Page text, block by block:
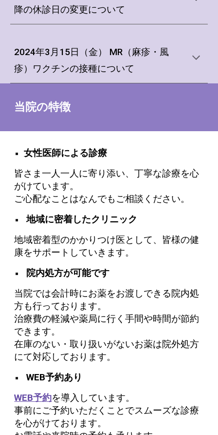
降の休診日の変更について
2024年3月15日（金） MR（麻疹・風
疹）ワクチンの接種について
当院の特徴
女性医師による診療
皆さま一人一人に寄り添い、丁寧な診療を心
がけています。
ご心配なことはなんでもご相談ください。
地域に密着したクリニック
地域密着型のかかりつけ医として、皆様の健
康をサポートしていきます。
院内処方が可能です
当院では会計時にお薬をお渡しできる院内処
方も行っております。
治療費の軽減や薬局に行く手間や時間が節約
できます。
在庫のない・取り扱いがないお薬は院外処方
にて対応しております。
WEB予約あり
WEB予約を導入しています。
事前にご予約いただくことでスムーズな診療
を心がけております。